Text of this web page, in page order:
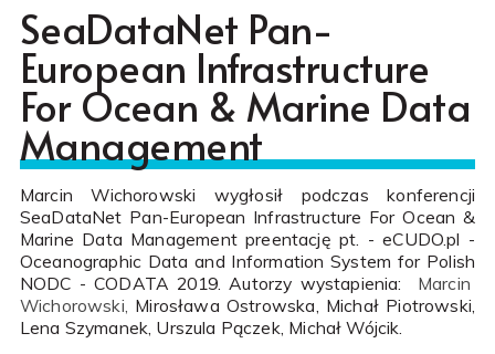
SeaDataNet Pan-
European Infrastructure
For Ocean & Marine Data
Management
Marcin Wichorowski wygłosił podczas konferencji
SeaDataNet Pan-European Infrastructure For Ocean &
Marine Data Management preentację pt. - eCUDO.pl -
Oceanographic Data and Information System for Polish
NODC - CODATA 2019. Autorzy wystapienia: Marcin
Wichorowski, Mirosława Ostrowska, Michał Piotrowski,
Lena Szymanek, Urszula Pączek, Michał Wójcik.